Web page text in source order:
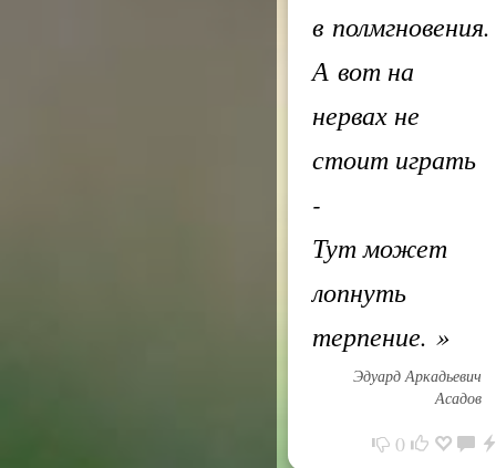
в полмгновения.
А вот на
нервах не
стоит играть
-
Тут может
лопнуть
терпение. »
Эдуард Аркадьевич
Асадов
0